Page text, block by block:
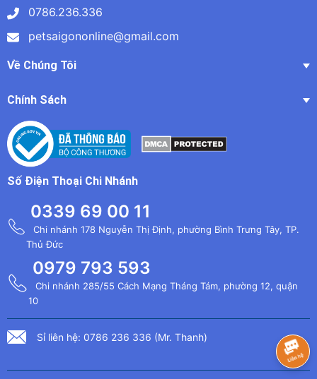
0786.236.336
petsaigononline@gmail.com
Về Chúng Tôi
Chính Sách
Số Điện Thoại Chi Nhánh
0339 69 00 11
Chi nhánh 178 Nguyễn Thị Định, phường Bình Trưng Tây, TP.
Thủ Đức
0979 793 593
Chi nhánh 285/55 Cách Mạng Tháng Tám, phường 12, quận
10
Sỉ liên hệ: 0786 236 336 (Mr. Thanh)